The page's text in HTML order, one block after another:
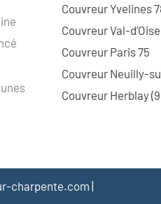
Couvreur Yvelines
Couvreur Val-
Couvreur Paris 75
Couvreur Neuilly-
Couvreur Herblay
charpente.com |